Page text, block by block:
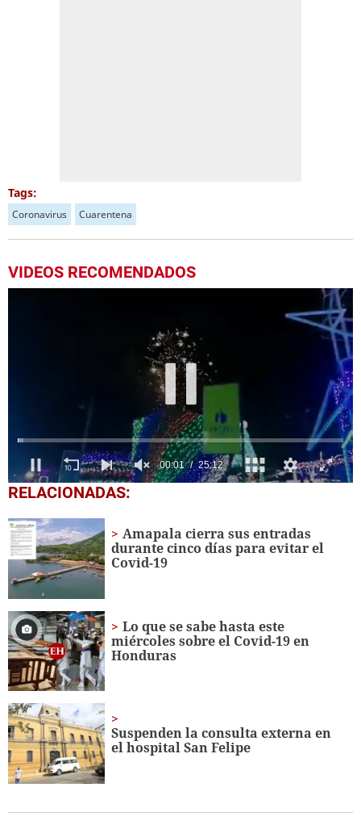
Tags:
Coronavirus Cuarentena
VIDEOS RECOMENDADOS
0
seconds
25
minutes,
12
seconds
RELACIONADAS:
Amapala cierra sus entradas
durante cinco días para evitar el
Covid-19
Lo que se sabe hasta este
miércoles sobre el Covid-19 en
Honduras
Suspenden la consulta externa en
el hospital San Felipe